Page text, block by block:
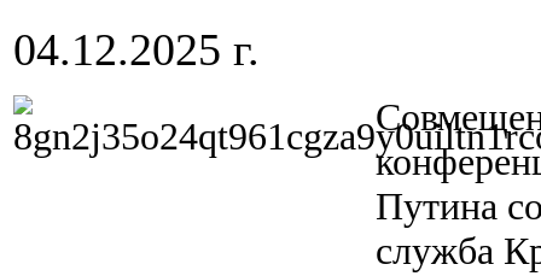
04.12.2025 г.
Путина
служба